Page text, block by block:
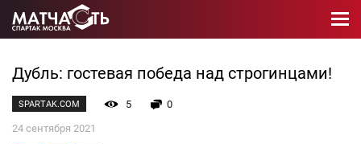
Дубль: гостевая победа над строгинцами!
SPARTAK.COM 5
0
24 сентября 2021